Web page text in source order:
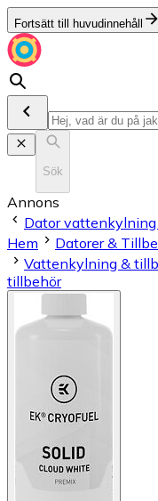
Fortsätt till huvudinnehåll
Sök
Annons
Dator
Hem
Datorer &
Vattenkylning &
tillbehör